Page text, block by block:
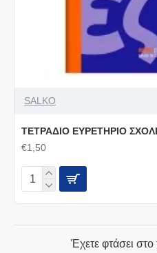
SALKO
ΤΕΤΡΑΔΙΟ ΕΥΡΕΤΗΡΙΟ
€1,50
Έχετε φτάσει στο